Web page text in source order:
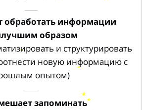
обработать информации
образом
и структурировать
новую информацию с
опытом)
запоминать